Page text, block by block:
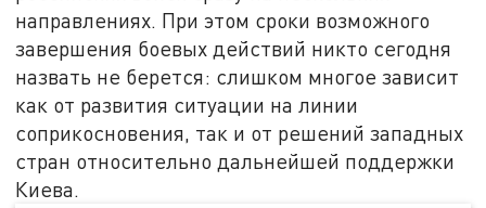
направлениях. При этом сроки возможного
завершения боевых действий никто сегодня
назвать не берется: слишком многое зависит
как от развития ситуации на линии
соприкосновения, так и от решений западных
стран относительно дальнейшей поддержки
Киева.